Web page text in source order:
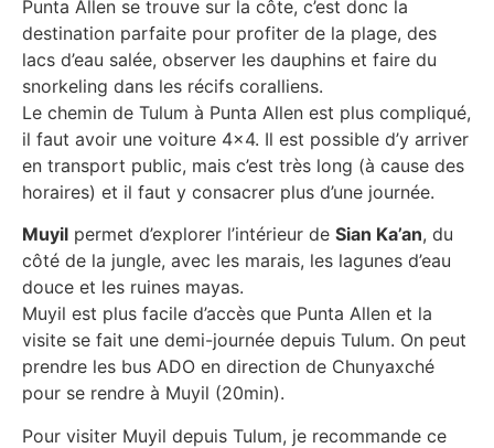
Punta Allen se trouve sur la côte, c’est donc la
destination parfaite pour profiter de la plage, des
lacs d’eau salée, observer les dauphins et faire du
snorkeling dans les récifs coralliens.
Le chemin de Tulum à Punta Allen est plus compliqué,
il faut avoir une voiture 4×4. Il est possible d’y arriver
en transport public, mais c’est très long (à cause des
horaires) et il faut y consacrer plus d’une journée.
Muyil permet d’explorer l’intérieur de Sian Ka’an, du
côté de la jungle, avec les marais, les lagunes d’eau
douce et les ruines mayas.
Muyil est plus facile d’accès que Punta Allen et la
visite se fait une demi-journée depuis Tulum. On peut
prendre les bus ADO en direction de Chunyaxché
pour se rendre à Muyil (20min).
Pour visiter Muyil depuis Tulum, je recommande ce